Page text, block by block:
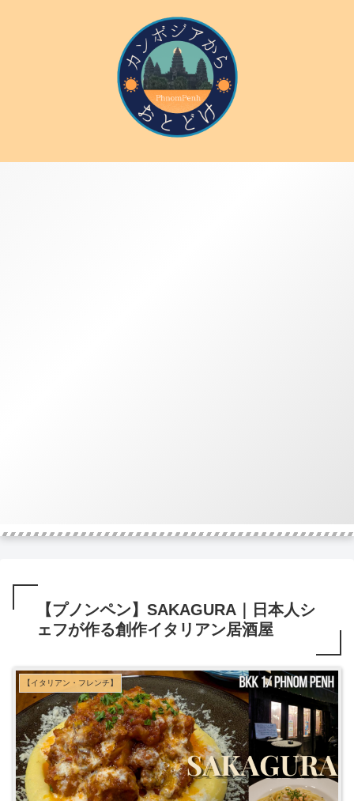
【プノンペン】SAKAGURA｜日本人シ
ェフが作る創作イタリアン居酒屋
【イタリアン・フレンチ】